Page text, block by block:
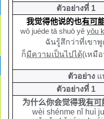
ตัวอย่างที่ 1
我觉得他说的也有可
wǒ juéde tā shuō yě yǒu
ฉันรู้สึกว่าที่เขาพู
ก็มีความเป็นไปได้(เหมื
ตัวอย่าง แ
ตัวอย่างที่ 1
为什么你会觉得我有可
wèi shénme nǐ huì